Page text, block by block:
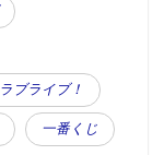
ラブライブ！
一番くじ